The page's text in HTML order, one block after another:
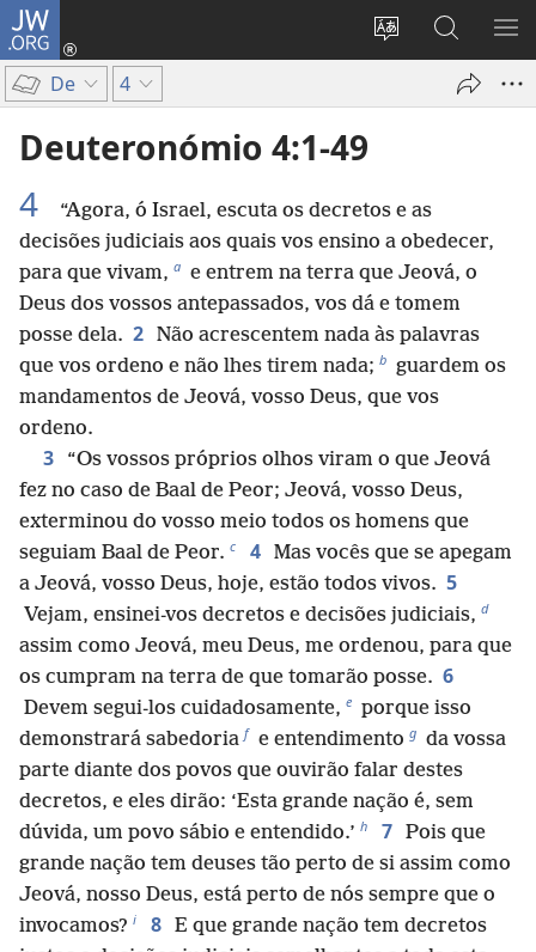
JW.ORG
Alterar
língua
Entrar
(abre
janela)
Pesquisar
no
Site
De 4
Deuteronómio 4:1-49
4
“Agora, ó Israel, escuta os decretos e as
decisões judiciais aos quais vos ensino a obedecer,
para que vivam, a e entrem na terra que Jeová, o
Deus dos vossos antepassados, vos dá e tomem
posse dela. 2 Não acrescentem nada às palavras
que vos ordeno e não lhes tirem nada; b guardem os
mandamentos de Jeová, vosso Deus, que vos
ordeno.
3
“Os vossos próprios olhos viram o que Jeová
fez no caso de Baal de Peor; Jeová, vosso Deus,
exterminou do vosso meio todos os homens que
seguiam Baal de Peor. c 4 Mas vocês que se apegam
a Jeová, vosso Deus, hoje, estão todos vivos. 5
Vejam, ensinei-vos decretos e decisões judiciais, d
assim como Jeová, meu Deus, me ordenou, para que
os cumpram na terra de que tomarão posse. 6
Devem segui-los cuidadosamente, e porque isso
demonstrará sabedoria f e entendimento g da vossa
parte diante dos povos que ouvirão falar destes
decretos, e eles dirão: ‘Esta grande nação é, sem
dúvida, um povo sábio e entendido.’ h 7 Pois que
grande nação tem deuses tão perto de si assim como
Jeová, nosso Deus, está perto de nós sempre que o
invocamos? i 8 E que grande nação tem decretos